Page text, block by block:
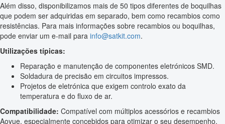
Além disso, disponibilizamos mais de 50 tipos diferentes de boquilhas
que podem ser adquiridas em separado, bem como recambios como
resistências. Para mais informações sobre recambios ou boquilhas,
pode enviar um e-mail para info@satkit.com.
Utilizações típicas:
Reparação e manutenção de componentes eletrónicos SMD.
Soldadura de precisão em circuitos impressos.
Projetos de eletrónica que exigem controlo exato da
temperatura e do fluxo de ar.
Compatibilidade: Compatível com múltiplos acessórios e recambios
Aoyue, especialmente concebidos para otimizar o seu desempenho.